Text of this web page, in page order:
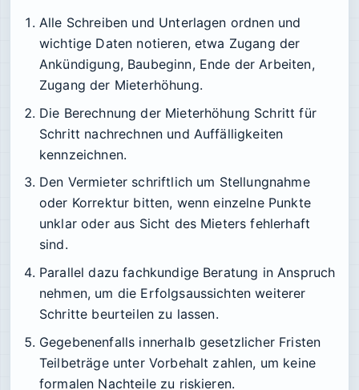
Alle Schreiben und Unterlagen ordnen und
wichtige Daten notieren, etwa Zugang der
Ankündigung, Baubeginn, Ende der Arbeiten,
Zugang der Mieterhöhung.
Die Berechnung der Mieterhöhung Schritt für
Schritt nachrechnen und Auffälligkeiten
kennzeichnen.
Den Vermieter schriftlich um Stellungnahme
oder Korrektur bitten, wenn einzelne Punkte
unklar oder aus Sicht des Mieters fehlerhaft
sind.
Parallel dazu fachkundige Beratung in Anspruch
nehmen, um die Erfolgsaussichten weiterer
Schritte beurteilen zu lassen.
Gegebenenfalls innerhalb gesetzlicher Fristen
Teilbeträge unter Vorbehalt zahlen, um keine
formalen Nachteile zu riskieren.